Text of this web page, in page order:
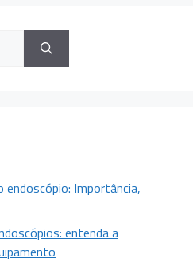
Importância,
entenda a